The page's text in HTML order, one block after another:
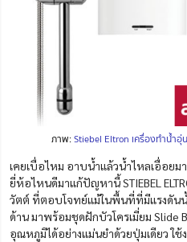
ภาพ:Stiebel Eltron เครื่องทำน้ำ
เคยเบื่อไหม อาบน้ำแล้วน้ำไหลเอื่อยม
ยี่ห้อไหนดีมาแก้ปัญหานี้ STIEBEL
วัตต์ ที่ตอบโจทย์แม้ในพื้นที่ที่มีแรงดัน
ด้าน มาพร้อมชุดฝักบัวโครเมี่ยม Slide
อุณหภูมิได้อย่างแม่นยำด้วยปุ่มเดียว ใ